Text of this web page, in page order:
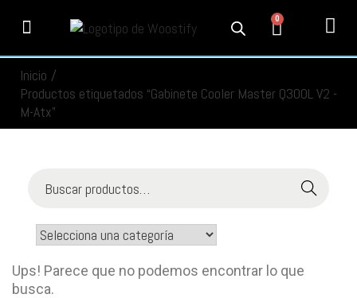
0
Inicio /
Productos etiquetados “Gabinete Cooler Master Q300L V2 -
M-Atx”
Buscar
Ups! Parece que no podemos encontrar lo que
busca.